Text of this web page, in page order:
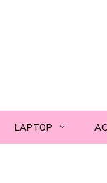
LAPTOP